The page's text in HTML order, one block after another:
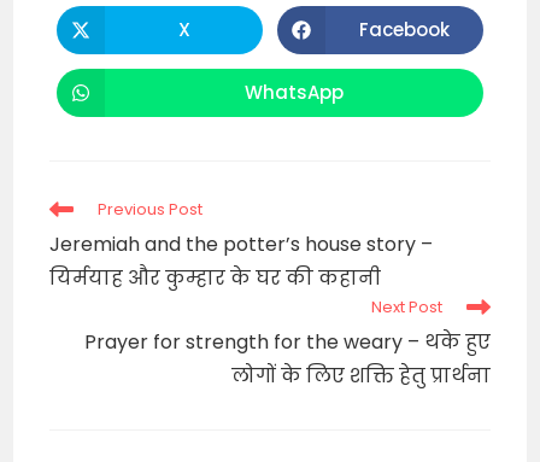
CONTENT
Opens
in
a
X Opens
in
a
Facebook
Opens
in
WhatsApp
Read
articles
Previous Post
Jeremiah and the potter’s house story –
यिर्मयाह और कुम्हार के घर की कहानी
Next Post
Prayer for strength for the weary – थके हुए
लोगों के लिए शक्ति हेतु प्रार्थना